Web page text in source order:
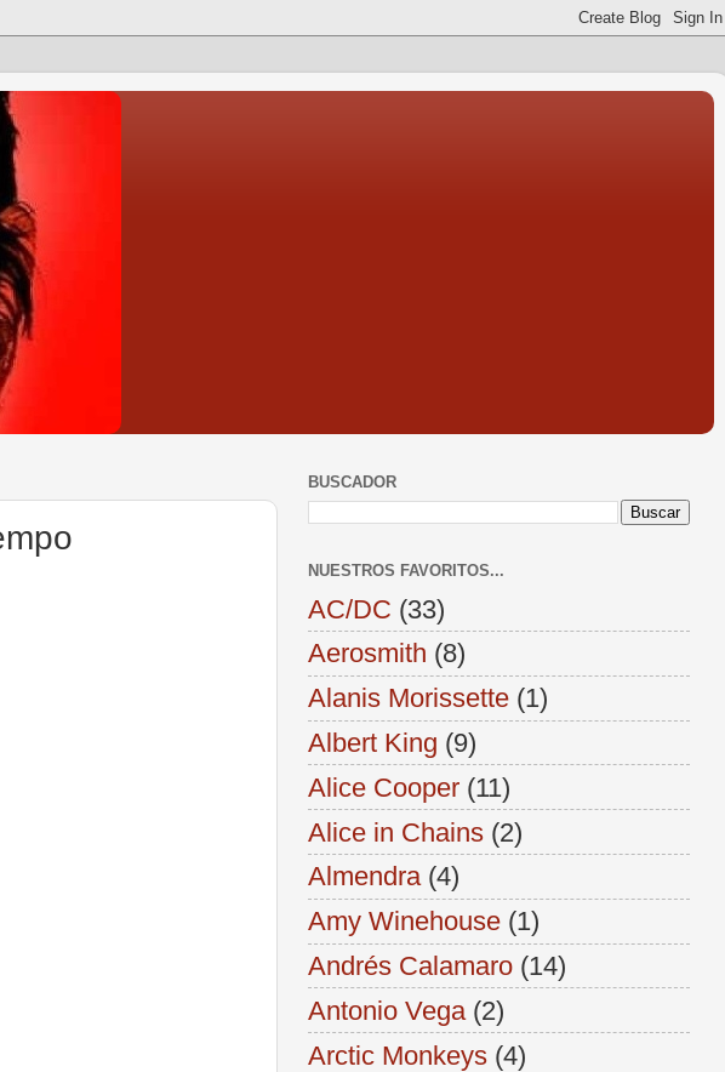
BUSCADOR
NUESTROS FAVORITOS...
AC/DC (33)
Aerosmith (8)
Alanis Morissette (1)
Albert King (9)
Alice Cooper (11)
Alice in Chains (2)
Almendra (4)
Amy Winehouse (1)
Andrés Calamaro (14)
Antonio Vega (2)
Arctic Monkeys (4)